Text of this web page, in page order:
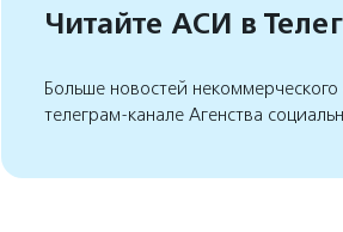
Читайте АСИ в
Больше новостей некоммерческого
телеграм-канале Агенства